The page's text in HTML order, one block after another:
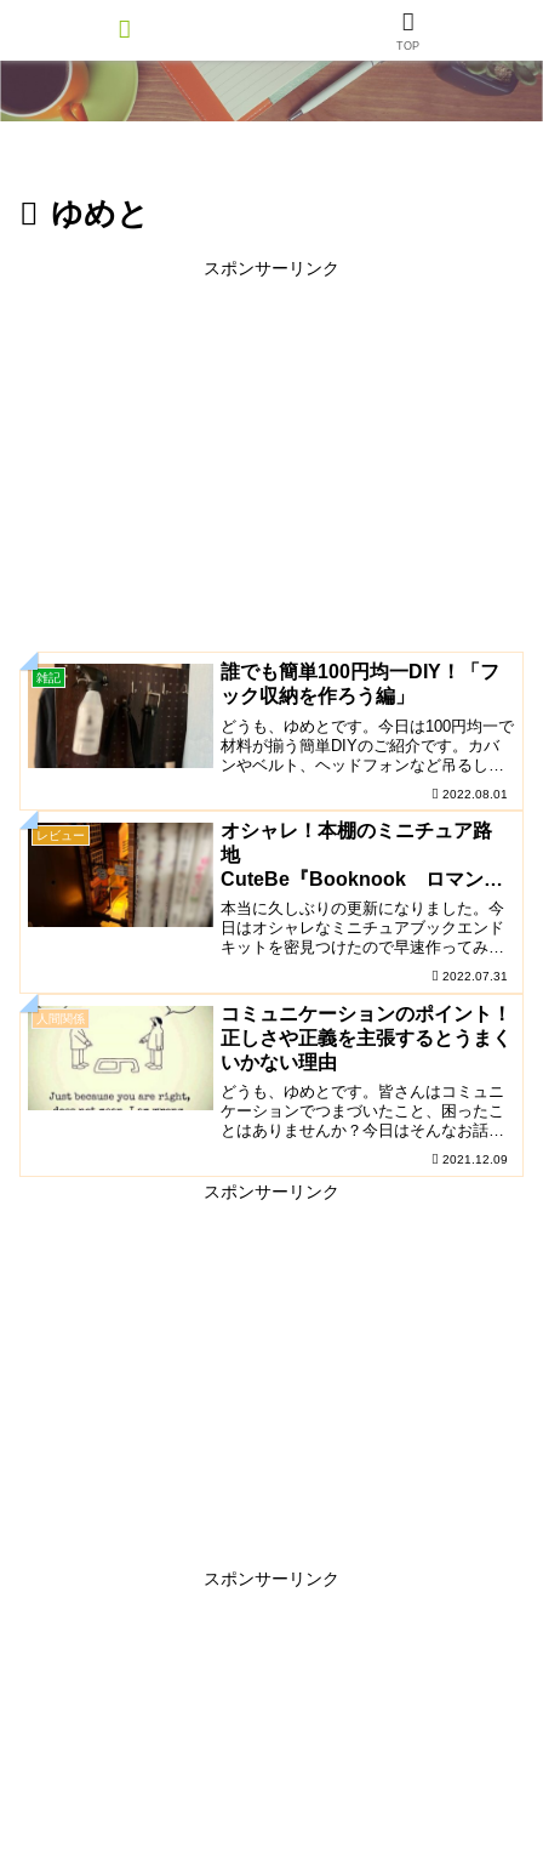
ゆめと
スポンサーリンク
雑記
誰でも簡単100円均一DIY！「フ
ック収納を作ろう編」
どうも、ゆめとです。今日は100円均一で
材料が揃う簡単DIYのご紹介です。カバ
ンやベルト、ヘッドフォンなど吊るして
てみてください。高い道具や材料を買っ
てするのはちょ...
2022.08.01
レビュー
オシャレ！本棚のミニチュア路
地
CuteBe『Booknook ロマンチ
ックストリートブックエンド』
本当に久しぶりの更新になりました。今
日はオシャレなミニチュアブックエンド
キットを密見つけたので早速作ってみま
した！少し前にこういうのを自作で作っ
ている方がテレビに出ていて欲しいなあ
と思っていたところに...
2022.07.31
人間関係
コミュニケーションのポイント！
正しさや正義を主張するとうまく
いかない理由
どうも、ゆめとです。皆さんはコミュニ
ケーションでつまづいたこと、困ったこ
とはありませんか？今日はそんなお話。
私たちが生活するうえでコミュニケーシ
ョンは欠かせません。しかし、そのコミ
ュニケーションが意外...
2021.12.09
スポンサーリンク
スポンサーリンク
TOP